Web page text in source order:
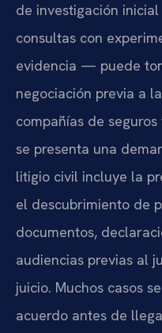
de investigación
consultas con
evidencia — puede
negociación previa a
compañías de
se presenta una
litigio civil incluye la
el descubrimiento de
documentos,
audiencias previas al
juicio. Muchos casos
acuerdo antes de